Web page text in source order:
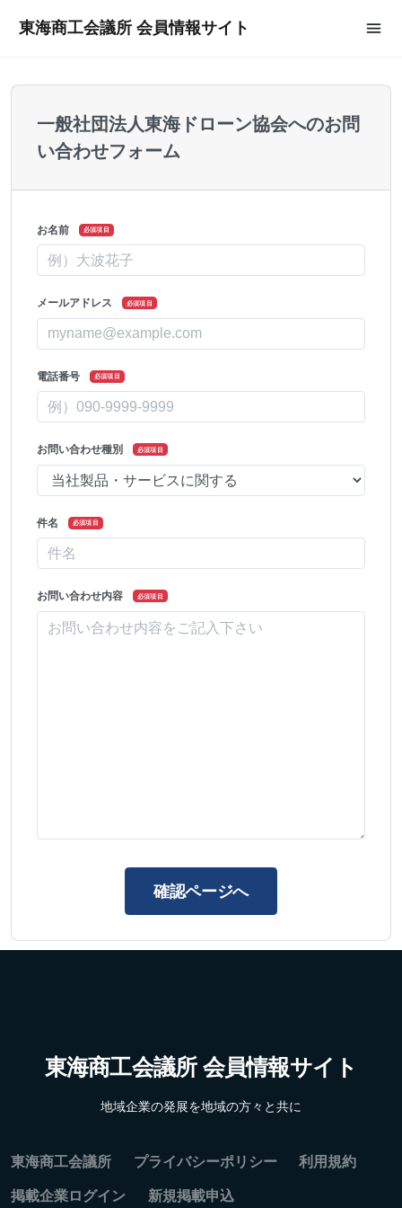
東海商工会議所 会員情報サイト
一般社団法人東海ドローン協会へのお問
い合わせフォーム
お名前 必須項目
メールアドレス 必須項目
電話番号 必須項目
お問い合わせ種別 必須項目
件名 必須項目
お問い合わせ内容 必須項目
確認ページへ
東海商工会議所 会員情報サイト
地域企業の発展を地域の方々と共に
東海商工会議所 プライバシーポリシー 利用規約
掲載企業ログイン 新規掲載申込